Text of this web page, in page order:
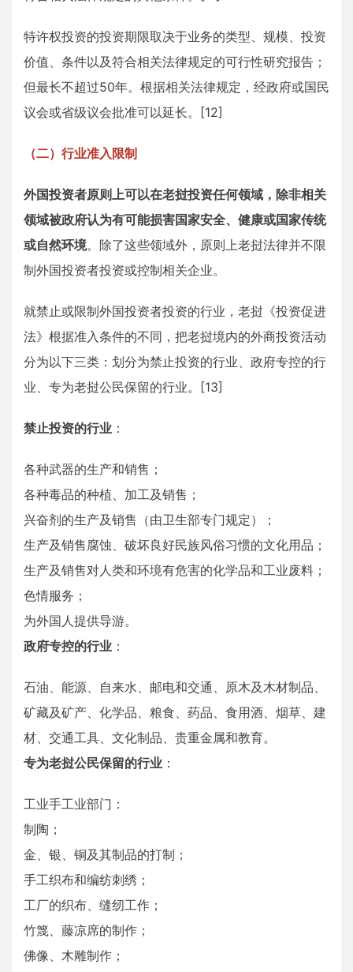
特许权投资的投资期限取决于业务的类型、规模、投资
价值、条件以及符合相关法律规定的可行性研究报告；
但最长不超过50年。根据相关法律规定，经政府或国民
议会或省级议会批准可以延长。[12]
（二）行业准入限制
外国投资者原则上可以在老挝投资任何领域，除非相关
领域被政府认为有可能损害国家安全、健康或国家传统
或自然环境。除了这些领域外，原则上老挝法律并不限
制外国投资者投资或控制相关企业。
就禁止或限制外国投资者投资的行业，老挝《投资促进
法》根据准入条件的不同，把老挝境内的外商投资活动
分为以下三类：划分为禁止投资的行业、政府专控的行
业、专为老挝公民保留的行业。[13]
禁止投资的行业 ：
各种武器的生产和销售；
各种毒品的种植、加工及销售；
兴奋剂的生产及销售（由卫生部专门规定）；
生产及销售腐蚀、破坏良好民族风俗习惯的文化用品；
生产及销售对人类和环境有危害的化学品和工业废料；
色情服务；
为外国人提供导游。
政府专控的行业 ：
石油、能源、自来水、邮电和交通、原木及木材制品、
矿藏及矿产、化学品、粮食、药品、食用酒、烟草、建
材、交通工具、文化制品、贵重金属和教育。
专为老挝公民保留的行业 ：
工业手工业部门：
制陶；
金、银、铜及其制品的打制；
手工织布和编纺刺绣；
工厂的织布、缝纫工作；
竹篾、藤凉席的制作；
佛像、木雕制作；